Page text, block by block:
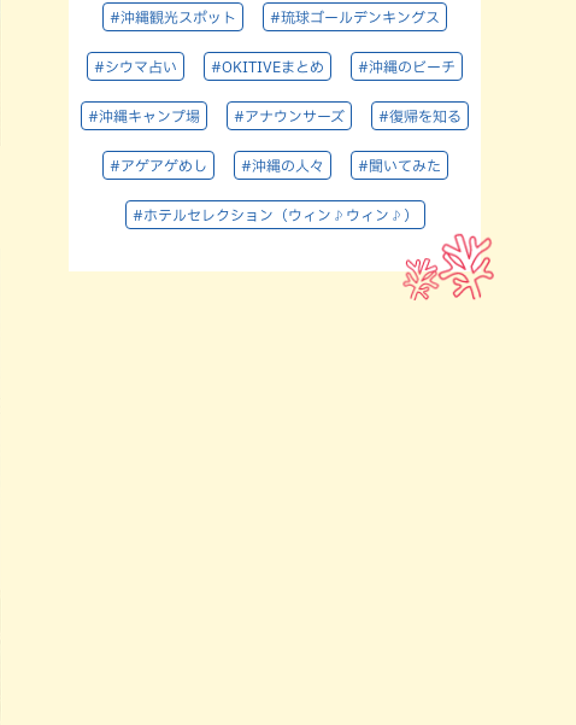
#沖縄観光スポット #琉球ゴールデンキングス
#シウマ占い #OKITIVEまとめ #沖縄のビーチ
#沖縄キャンプ場 #アナウンサーズ #復帰を知る
#アゲアゲめし #沖縄の人々 #聞いてみた
#ホテルセレクション（ウィン♪ウィン♪）